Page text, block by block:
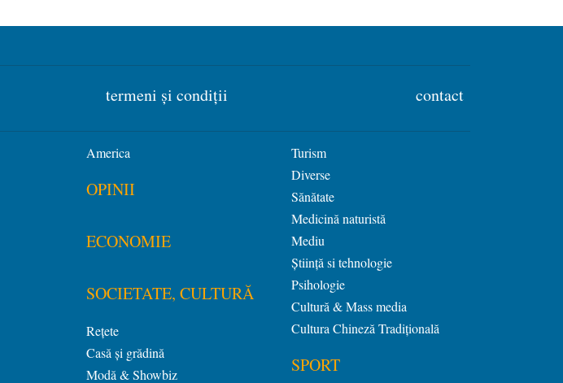
termeni și condiții contact
America
OPINII
ECONOMIE
SOCIETATE, CULTURĂ
Rețete
Casă și grădină
Modă & Showbiz
Turism
Diverse
Sănătate
Medicină naturistă
Mediu
Știință si tehnologie
Psihologie
Cultură & Mass media
Cultura Chineză Tradiţională
SPORT